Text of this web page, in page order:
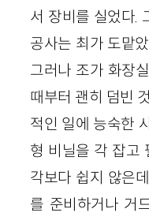
서 장비를 실었다.
공사는 최가 도맡
그러나 조가 화장
때부터 괜히 덤빈
적인 일에 능숙한
형 비닐을 각 잡고
각보다 쉽지 않은
를 준비하거나 거